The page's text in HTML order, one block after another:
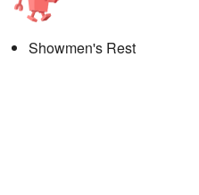
Showmen's Rest